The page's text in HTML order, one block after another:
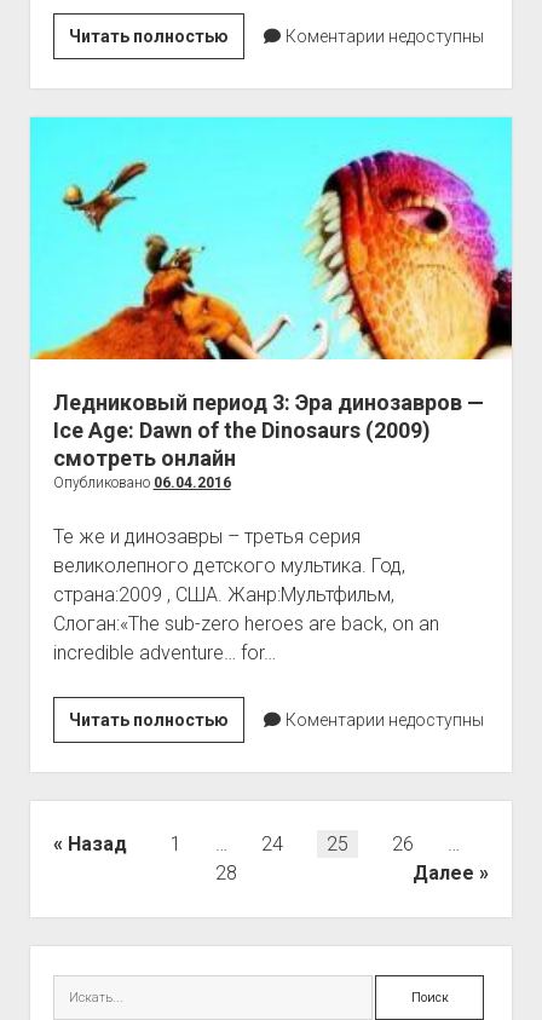
Читать полностьюЛедниковый
период
4:
Континентальный
Continental
Drift
(2012)
смотреть
Коментарии недоступны
Ледниковый период 3: Эра динозавров —
Ice Age: Dawn of the Dinosaurs (2009)
смотреть онлайн
Опубликовано 06.04.2016
Те же и динозавры – третья серия
великолепного детского мультика. Год,
страна:2009 , США. Жанр:Мультфильм,
Слоган:«The sub-zero heroes are back, on an
incredible adventure… for…
Читать полностьюЛедниковый
период
3:
Эра
динозавров
—
Age:
Dawn
of
Коментарии недоступны
Пагинация
Назад 1 24 25 26
28
Далее
панель
Поиск